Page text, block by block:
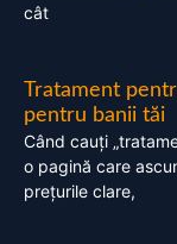
cât
Tratament
pentru banii tăi
Când cauți
o pagină care
prețurile clare,